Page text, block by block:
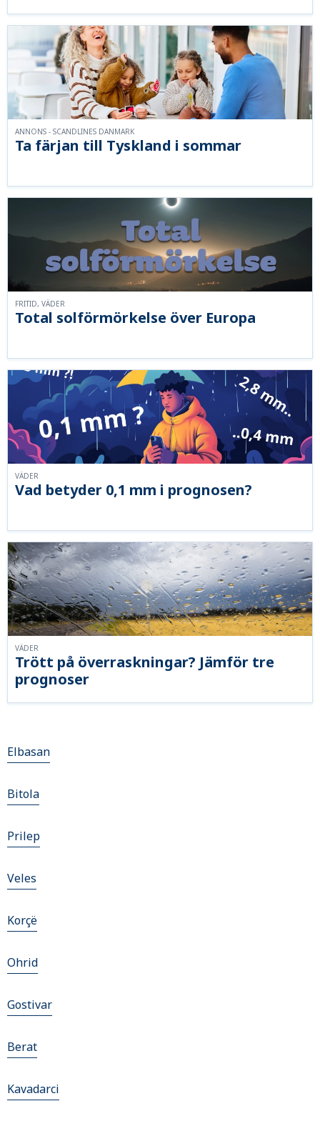
Ta färjan till Tyskland i sommar
ANNONS - SCANDLINES DANMARK
Total solförmörkelse över Europa
FRITID, VÄDER
Vad betyder 0,1 mm i prognosen?
VÄDER
Trött på överraskningar? Jämför tre
prognoser
VÄDER
Elbasan
Bitola
Prilep
Veles
Korçë
Ohrid
Gostivar
Berat
Kavadarci